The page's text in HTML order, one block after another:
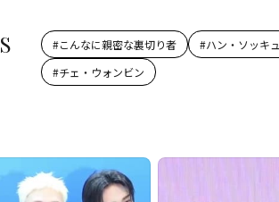
#こんなに親密な裏切り者 #ハン・ソッキュ
#チェ・ウォンビン